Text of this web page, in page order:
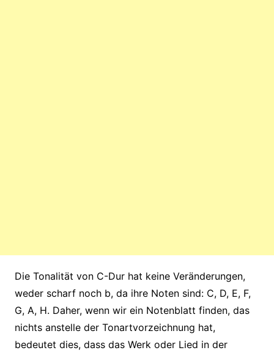
Die Tonalität von C-Dur hat keine Veränderungen,
weder scharf noch b, da ihre Noten sind: C, D, E, F,
G, A, H. Daher, wenn wir ein Notenblatt finden, das
nichts anstelle der Tonartvorzeichnung hat,
bedeutet dies, dass das Werk oder Lied in der